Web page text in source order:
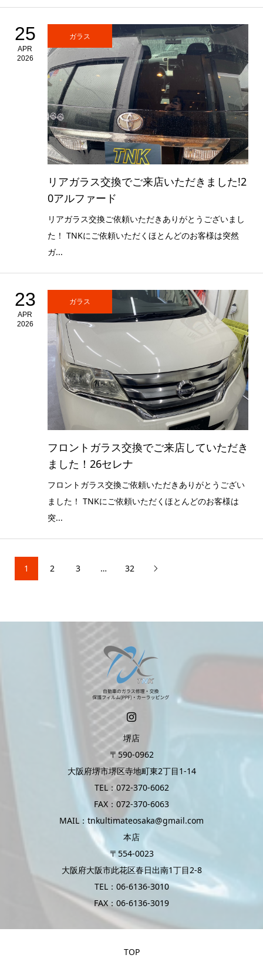
25
APR
2026
ガラス
リアガラス交換でご来店いただきました!2
0アルファード
リアガラス交換ご依頼いただきありがとうございまし
た！ TNKにご依頼いただくほとんどのお客様は突然
ガ...
23
APR
2026
ガラス
フロントガラス交換でご来店していただき
ました！26セレナ
フロントガラス交換ご依頼いただきありがとうござい
ました！ TNKにご依頼いただくほとんどのお客様は
突...
1 2 3 … 32 
堺店
〒590-0962
大阪府堺市堺区寺地町東2丁目1-14
TEL：072-370-6062
FAX：072-370-6063
MAIL：tnkultimateosaka@gmail.com
本店
〒554-0023
大阪府大阪市此花区春日出南1丁目2-8
TEL：06-6136-3010
FAX：06-6136-3019
TOP